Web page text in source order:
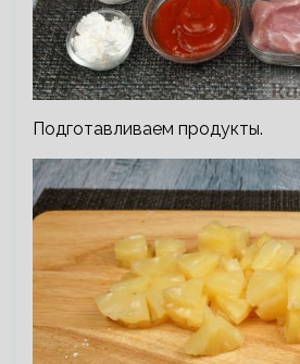
Подготавливаем продукты.